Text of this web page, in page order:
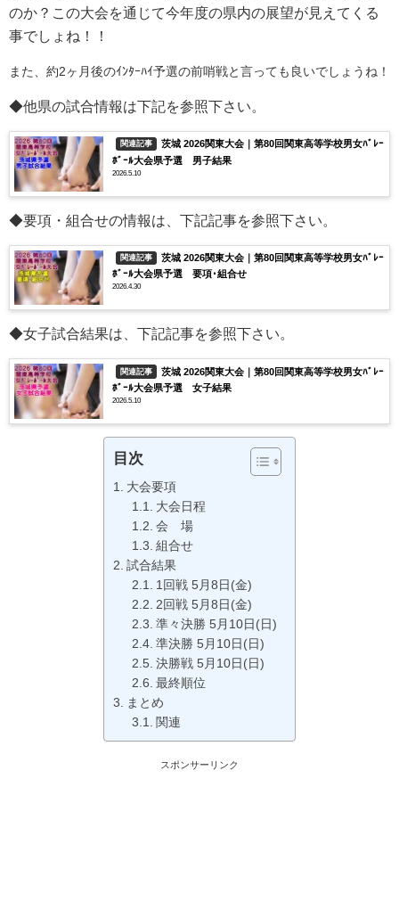
のか？ この大会を通じて今年度の県内の展望が見えてくる
事でしょね！！
また、約2ヶ月後のｲﾝﾀｰﾊｲ予選の前哨戦と言っても良いでしょうね！
◆他県の試合情報は下記を参照下さい。
関連記事
茨城 2026関東大会｜第80回関東高等学校男女ﾊﾞﾚｰ
ﾎﾞｰﾙ大会県予選 男子結果
2026.5.10
◆要項・組合せの情報は、下記記事を参照下さい。
関連記事
茨城 2026関東大会｜第80回関東高等学校男女ﾊﾞﾚｰ
ﾎﾞｰﾙ大会県予選 要項･組合せ
2026.4.30
◆女子試合結果は、下記記事を参照下さい。
関連記事
茨城 2026関東大会｜第80回関東高等学校男女ﾊﾞﾚｰ
ﾎﾞｰﾙ大会県予選 女子結果
2026.5.10
目次
大会要項
大会日程
会 場
組合せ
試合結果
1回戦 5月8日(金)
2回戦 5月8日(金)
準々決勝 5月10日(日)
準決勝 5月10日(日)
決勝戦 5月10日(日)
最終順位
まとめ
関連
スポンサーリンク